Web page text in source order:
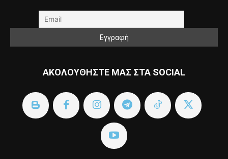
ΑΚΟΛΟΥΘΗΣΤΕ ΜΑΣ ΣΤΑ SOCIAL